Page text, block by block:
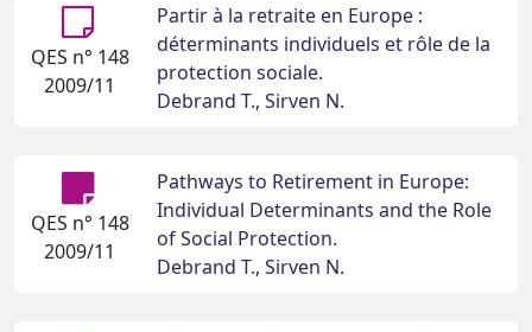
QES n° 148
2009/11
Partir à la retraite en Europe :
déterminants individuels et rôle de la
protection sociale.
Debrand T., Sirven N.
QES n° 148
2009/11
Pathways to Retirement in Europe:
Individual Determinants and the Role
of Social Protection.
Debrand T., Sirven N.